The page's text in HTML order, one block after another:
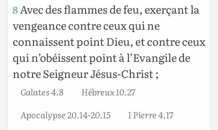
8Avec des flammes de feu, exerçant la
vengeance contre ceux qui ne
connaissent point Dieu, et contre ceux
qui n’obéissent point à l’Evangile de
notre Seigneur Jésus-Christ ;
Galates 4.8
Hébreux 10.27
Apocalypse 20.14-20.15
1 Pierre 4.17